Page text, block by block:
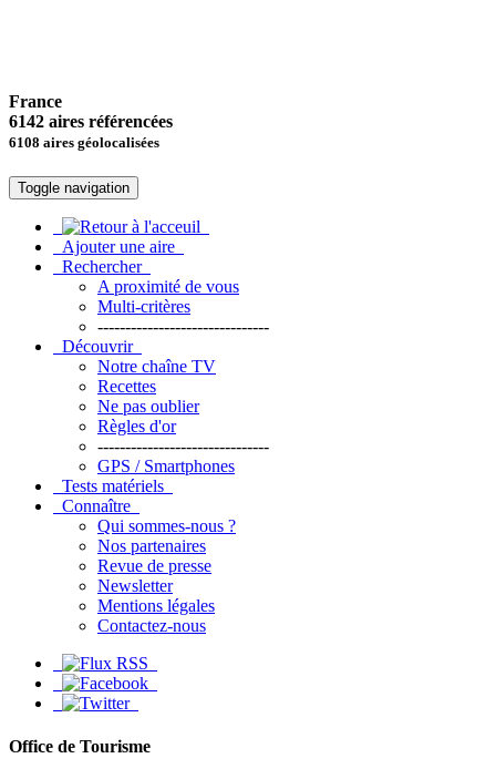
France
6142 aires référencées
6108 aires géolocalisées
Toggle navigation
Ajouter une aire
Rechercher
A proximité de vous
Multi-critères
-------------------------------
Découvrir
Notre chaîne TV
Recettes
Ne pas oublier
Règles d'or
-------------------------------
GPS / Smartphones
Tests matériels
Connaître
Qui sommes-nous ?
Nos partenaires
Revue de presse
Newsletter
Mentions légales
Contactez-nous
Office de Tourisme